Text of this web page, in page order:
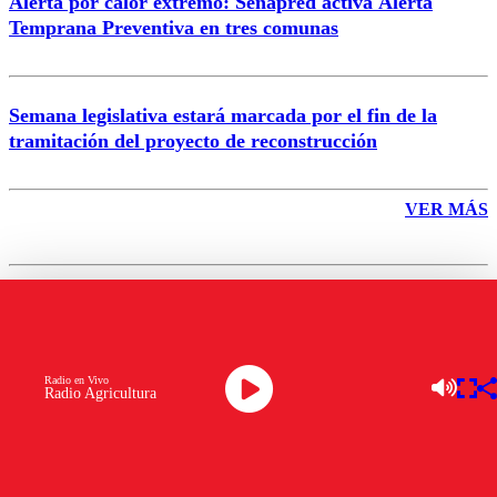
Temprana Preventiva en tres comunas
Semana legislativa estará marcada por el fin de la
tramitación del proyecto de reconstrucción
VER MÁS
Lo que debes saber del
Radio Agricultura
Radio en Vivo